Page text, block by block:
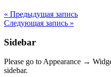
« Предыдущая запись
Следующая запись »
Sidebar
Please go to Appearance →
sidebar.